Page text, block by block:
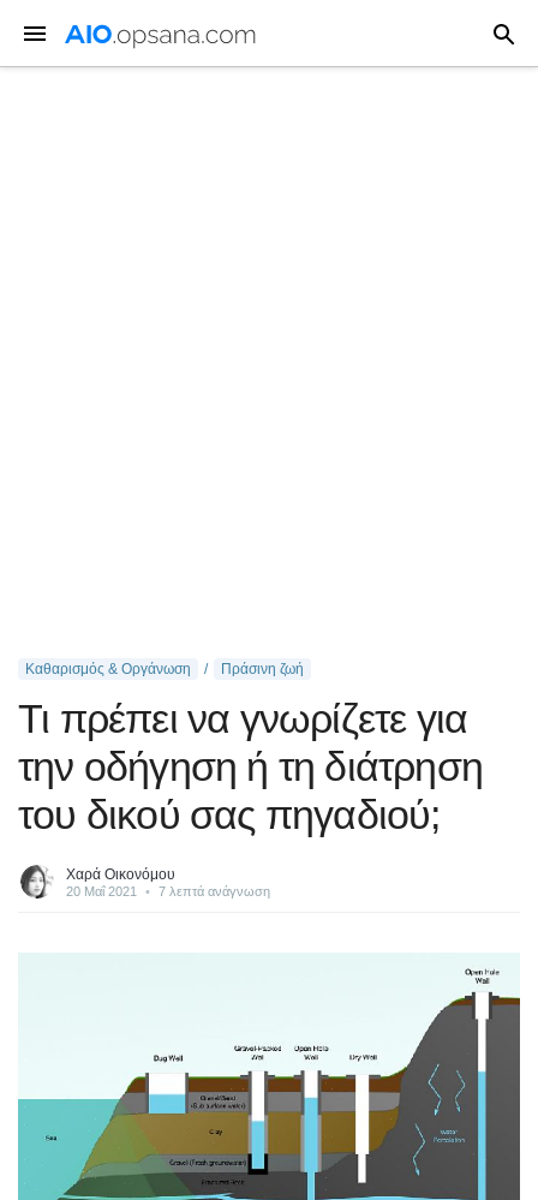
Καθαρισμός & Οργάνωση Πράσινη ζωή
Τι πρέπει να γνωρίζετε για
την οδήγηση ή τη διάτρηση
του δικού σας πηγαδιού;
Χαρά Οικονόμου
20 Μαΐ 2021 • 7 λεπτά ανάγνωση